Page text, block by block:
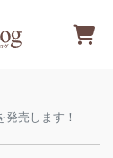
売します！